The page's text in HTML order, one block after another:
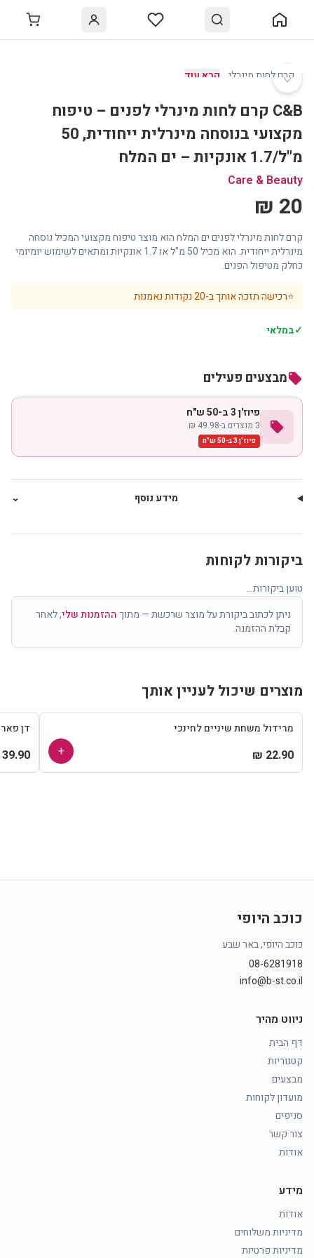
♡
קרם לחות מינרלי קרא עוד
C&B קרם לחות מינרלי לפנים – טיפוח
מקצועי בנוסחה מינרלית ייחודית, 50
מ"ל/1.7 אונקיות – ים המלח
Care & Beauty
20 ₪
קרם לחות מינרלי לפנים ים המלח הוא מוצר טיפוח מקצועי המכיל נוסחה
מינרלית ייחודית. הוא מכיל 50 מ"ל או 1.7 אונקיות ומתאים לשימוש יומיומי
כחלק מטיפול הפנים.
⭐רכישה תזכה אותך ב-20נקודות נאמנות
✓במלאי
local_offerמבצעים פעילים
local_offer
פיוז'ן 3 ב-50 ש"ח
3 מוצרים ב-49.98 ₪
פיוז'ן 3 ב-50 ש"ח
מידע נוסף ⌄
ביקורות לקוחות
טוען ביקורות...
ניתן לכתוב ביקורת על מוצר שרכשת — מתוךההזמנות שלי, לאחר
קבלת ההזמנה.
מוצרים שיכול לעניין אותך
מרידול משחת שיניים לחינכי
22.90 ₪
+
דן
39.90 ₪
כוכב היופי
כוכב היופי, באר שבע
08-6281918
info@b-st.co.il
ניווט מהיר
דף הבית
קטגוריות
מבצעים
מועדון לקוחות
סניפים
צור קשר
אודות
מידע
אודות
מדיניות משלוחים
מדיניות פרטיות